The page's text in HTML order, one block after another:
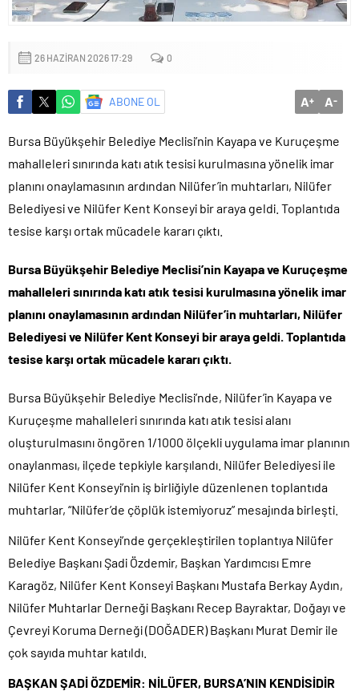
26 HAZIRAN 2026 17:29 0
ABONE OL A+ A-
Bursa Büyükşehir Belediye Meclisi’nin Kayapa ve Kuruçeşme
mahalleleri sınırında katı atık tesisi kurulmasına yönelik imar
planını onaylamasının ardından Nilüfer’in muhtarları, Nilüfer
Belediyesi ve Nilüfer Kent Konseyi bir araya geldi. Toplantıda
tesise karşı ortak mücadele kararı çıktı.
Bursa Büyükşehir Belediye Meclisi’nin Kayapa ve Kuruçeşme
mahalleleri sınırında katı atık tesisi kurulmasına yönelik imar
planını onaylamasının ardından Nilüfer’in muhtarları, Nilüfer
Belediyesi ve Nilüfer Kent Konseyi bir araya geldi. Toplantıda
tesise karşı ortak mücadele kararı çıktı.
Bursa Büyükşehir Belediye Meclisi’nde, Nilüfer’in Kayapa ve
Kuruçeşme mahalleleri sınırında katı atık tesisi alanı
oluşturulmasını öngören 1/1000 ölçekli uygulama imar planının
onaylanması, ilçede tepkiyle karşılandı. Nilüfer Belediyesi ile
Nilüfer Kent Konseyi’nin iş birliğiyle düzenlenen toplantıda
muhtarlar, “Nilüfer’de çöplük istemiyoruz” mesajında birleşti.
Nilüfer Kent Konseyi’nde gerçekleştirilen toplantıya Nilüfer
Belediye Başkanı Şadi Özdemir, Başkan Yardımcısı Emre
Karagöz, Nilüfer Kent Konseyi Başkanı Mustafa Berkay Aydın,
Nilüfer Muhtarlar Derneği Başkanı Recep Bayraktar, Doğayı ve
Çevreyi Koruma Derneği (DOĞADER) Başkanı Murat Demir ile
çok sayıda muhtar katıldı.
BAŞKAN ŞADİ ÖZDEMİR: NİLÜFER, BURSA’NIN KENDİSİDİR